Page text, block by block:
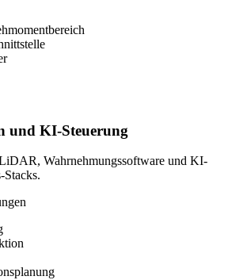
und KI-Steuerung
Wahrnehmungssoftware und KI-
Stacks.